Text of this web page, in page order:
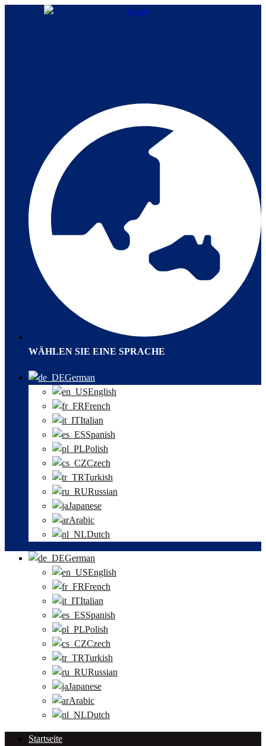
WÄHLEN SIE EINE SPRACHE
German
English
French
Italian
Spanish
Polish
Czech
Turkish
Russian
Japanese
Arabic
Dutch
German
English
French
Italian
Spanish
Polish
Czech
Turkish
Russian
Japanese
Arabic
Dutch
Startseite